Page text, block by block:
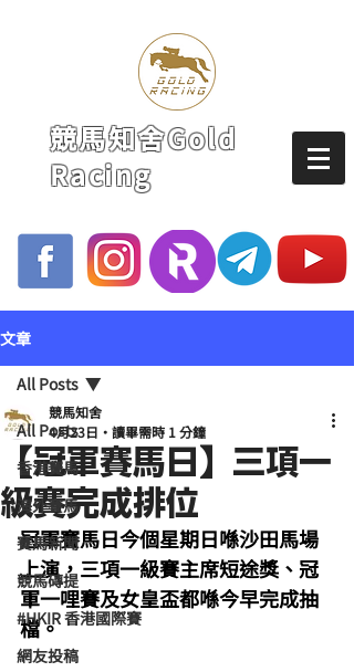
競馬知舍Gold
Racing
文章
All Posts
香港賽馬
海外賽馬
賽馬新聞
競馬磚提
#HKIR 香港國際賽
網友投稿
All Posts
【冠軍賽馬日】三項一
級賽完成排位
競馬知舍
4月23日
讀畢需時 1 分鐘
冠軍賽馬日今個星期日喺沙田馬場
上演，三項一級賽主席短途獎、冠
軍一哩賽及女皇盃都喺今早完成抽
檔。